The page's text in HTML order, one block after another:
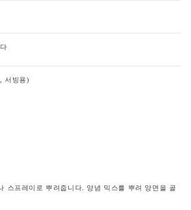
서빙용)
스프레이로 뿌려줍니다. 양념 믹스를 뿌려 양면을 골